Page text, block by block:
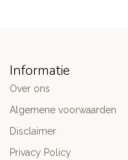
Informatie
Over ons
Algemene voorwaarden
Disclaimer
Privacy Policy